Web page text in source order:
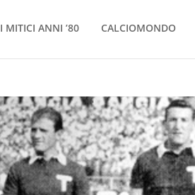
I MITICI ANNI ’80 CALCIOMONDO